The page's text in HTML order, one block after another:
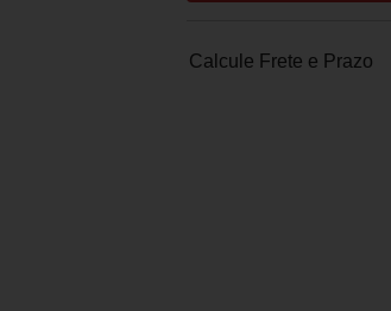
Calcule Frete e Prazo